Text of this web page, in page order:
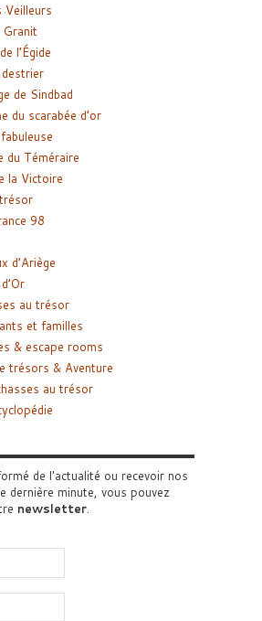
Veilleurs
Granit
l’Égide
de Sindbad
du scarabée d’or
du Téméraire
la Victoire
98
d’Ariège
au trésor
et familles
& escape rooms
trésors & Aventure
au trésor
de l'actualité ou recevoir nos
dernière minute, vous pouvez
newsletter.